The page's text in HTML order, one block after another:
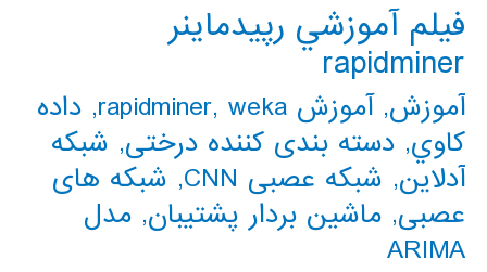
فيلم آموزشي رپيدماينر
rapidminer
آموزش,آموزش rapidminer , weka
, داده
كاوي, دسته بندی کننده درختی, شبکه
آدلاین, شبکه عصبی CNN , شبکه های
عصبی, ماشین بردار پشتیبان, مدل
ARIMA